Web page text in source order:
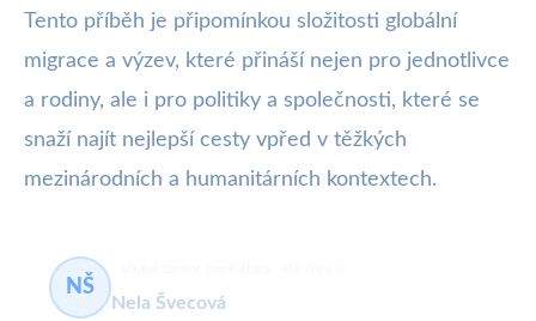
Tento příběh je připomínkou složitosti globální
migrace a výzev, které přináší nejen pro jednotlivce
a rodiny, ale i pro politiky a společnosti, které se
snaží najít nejlepší cesty vpřed v těžkých
mezinárodních a humanitárních kontextech.
NŠ
Nela Švecová